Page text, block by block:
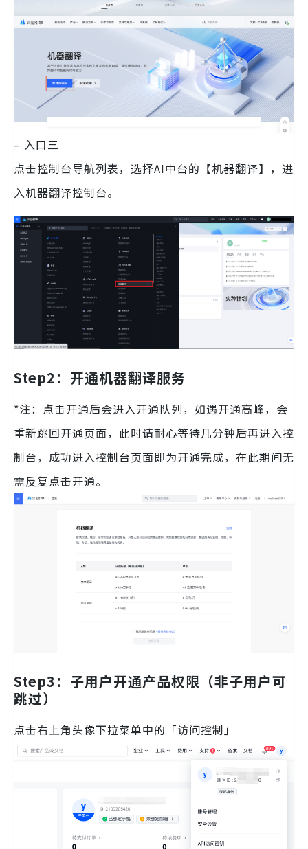
– 入口三
点击控制台导航列表，选择AI中台的【机器翻译】，进
入机器翻译控制台。
Step2：开通机器翻译服务
*注：点击开通后会进入开通队列，如遇开通高峰，会
重新跳回开通页面，此时请耐心等待几分钟后再进入控
制台，成功进入控制台页面即为开通完成，在此期间无
需反复点击开通。
Step3：子用户开通产品权限（非子用户可
跳过）
点击右上角头像下拉菜单中的「访问控制」